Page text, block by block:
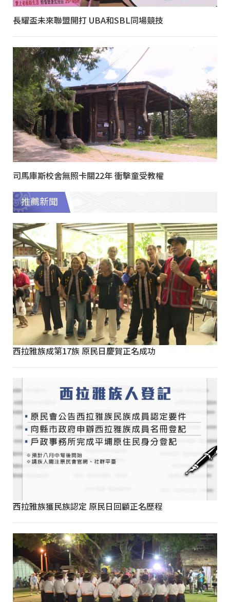
長耀盃未來聯盟開打 UBA和SBL同場競技
司馬庫斯校舍無照卡關22年 衝擊童受教權
推薦新聞
西拉雅族成第17族 原民日慶賀正名成功
西拉雅族獲民族認定 原民日回顧正名歷程